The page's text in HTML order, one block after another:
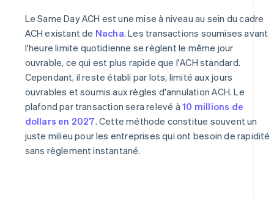
Le Same Day ACH est une mise à niveau au sein du cadre
ACH existant de Nacha. Les transactions soumises avant
l'heure limite quotidienne se règlent le même jour
ouvrable, ce qui est plus rapide que l'ACH standard.
Cependant, il reste établi par lots, limité aux jours
ouvrables et soumis aux règles d'annulation ACH. Le
plafond par transaction sera relevé à10 millions de
dollars en 2027. Cette méthode constitue souvent un
juste milieu pour les entreprises qui ont besoin de rapidité
sans règlement instantané.